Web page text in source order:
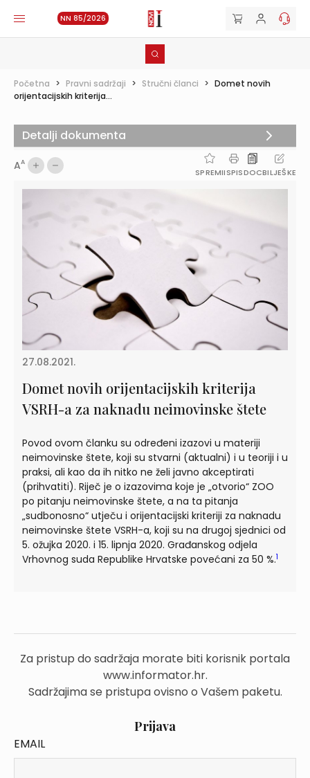
NN 85/2026
Početna > Pravni sadržaji > Stručni članci > Domet novih
orijentacijskih kriterija...
AA
SPREMIISPISDOCBILJEŠKE
27.08.2021.
Domet novih orijentacijskih kriterija
VSRH-a za naknadu neimovinske štete
Povod ovom članku su određeni izazovi u materiji
neimovinske štete, koji su stvarni (aktualni) i u teoriji i u
praksi, ali kao da ih nitko ne želi javno akceptirati
(prihvatiti). Riječ je o izazovima koje je „otvorio“ ZOO
po pitanju neimovinske štete, a na ta pitanja
„sudbonosno“ utječu i orijentacijski kriteriji za naknadu
neimovinske štete VSRH-a, koji su na drugoj sjednici od
5. ožujka 2020. i 15. lipnja 2020. Građanskog odjela
Vrhovnog suda Republike Hrvatske povećani za 50 %.1
Za pristup do sadržaja morate biti korisnik portala
www.informator.hr.
Sadržajima se pristupa ovisno o Vašem paketu.
Prijava
EMAIL
Detalji dokumenta